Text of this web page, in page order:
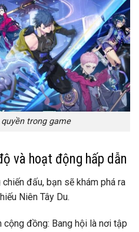
trong game
và hoạt động hấp dẫn
đấu, bạn sẽ khám phá ra
Niên Tây Du.
cộng đồng: Bang hội là nơi tập